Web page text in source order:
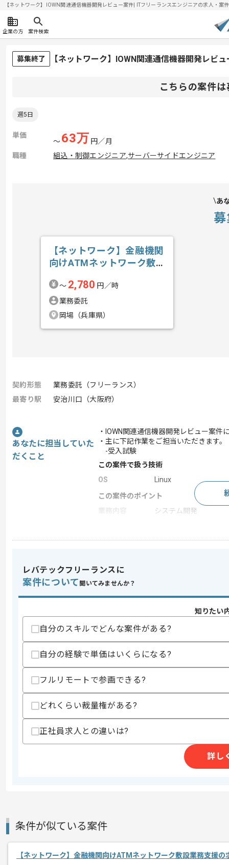
【ネットワーク】IOWN関連通信機器開発レビュー案件| ITフリーランスエンジニアの求人・
企業の方 案件検索
募集終了 【ネットワーク】IOWN関連通信機器開発レビ
こちらの案件
週5日
単価
〜63万 円／月
職種
組込・制御エンジニア,サーバーサイドエンジニア
あ
【ネットワーク】金融機関
向けATMネットワーク敷
〜 2,780 円／時
業務委託
岡場（兵庫県）
契約形態
業務委託（フリーランス）
最寄り駅
安治川口（大阪府）
あなたに担当していた
だくこと
・IOWN関連通信機器開発レビュー案件
・主に下記作業をご担当いただきます。
-受入試験
この案件で扱う技術
OS
Linux
この案件のポイント
システム開発
スキル
求めるスキル
・組込結合試験設計、実施経験
・LinuxOSを使用した組込開発もしくは
・通信機能(Socketなど)開発もしくはレ
歓迎スキル
スキルに不安がある方へ
上記に似た経験やスキルをお持ちであれば申
精算・お支払い
精算基準時間
支払いサイト
15日
作業開始日
レバテックフリーランスに
案件について 聞いてみませんか？
知りたい
自分のスキルでどんな案件がある?
自分の経験で単価はいくらになる?
フルリモートで参画できる?
どれくらい裁量権がある?
正社員求人との違いは?
詳し
条件が似ている案件
【ネットワーク】金融機関向けATMネットワーク敷設業務支援の